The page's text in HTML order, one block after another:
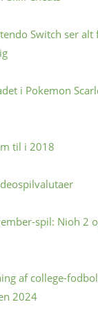
Switch ser alt
i Pokemon
til i 2018
spil: Nioh 2
af college-
2024